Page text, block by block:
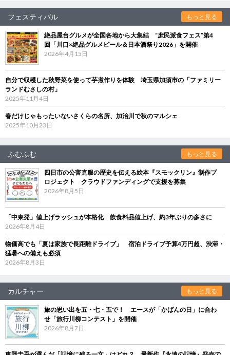
フェスティバル もっと見る
絶品屋台グルメが全国各地から大集結 “庶民派食フェス”第4
回「川口×絶品グルメビール＆日本酒祭り2026」を開催
2026年4月15日
自分で収穫した秋野菜を使って芋煮作りを体験 埼玉県加須市の「ファミリー
ランドむさしの村」
2025年11月4日
春だけじゃもったいないさくらの名所、加治川で秋のマルシェ
2025年10月23日
ふむふむ もっと見る
四日市の公害克服の歴史を伝える絵本『スモックリン』制作プ
ロジェクト クラウドファンディングで支援を募集
2026年8月5日
「中東発」値上げラッシュが本格化 飲食料品値上げ、約3年ぶりの多さに
2026年8月4日
物価高でも「夏は家族で長距離ドライブ」 宿泊ドライブ予算4万円超、渋滞・
猛暑への備えも必須
2026年8月3日
カルチャー もっと見る
旅の思い出を五・七・五で！ エースが「かばんの日」に合わ
せ「旅行川柳コンテスト」を開催
2026年8月7日